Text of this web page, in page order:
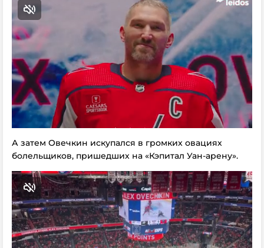
А затем Овечкин искупался в громких овациях
болельщиков, пришедших на «Кэпитал Уан-арену».